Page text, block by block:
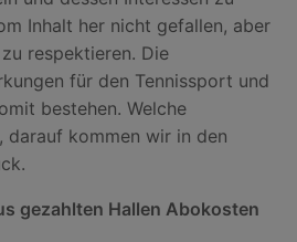
Inhalt her nicht gefallen, aber
respektieren. Die
für den Tennissport und
bestehen. Welche
darauf kommen wir in den
gezahlten Hallen Abokosten